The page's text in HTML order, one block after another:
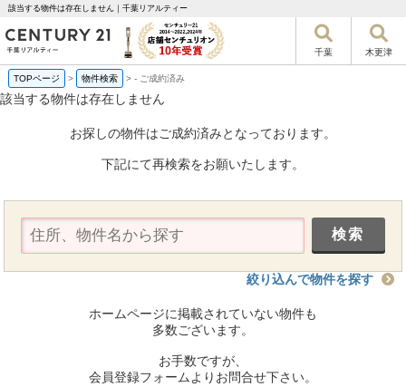
該当する物件は存在しません｜千葉リアルティー
千葉 木更津
TOPページ > 物件検索 >- ご成約済み
該当する物件は存在しません
お探しの物件はご成約済みとなっております。
下記にて再検索をお願いたします。
絞り込んで物件を探す
ホームページに掲載されていない物件も
多数ございます。
お手数ですが、
会員登録フォームよりお問合せ下さい。